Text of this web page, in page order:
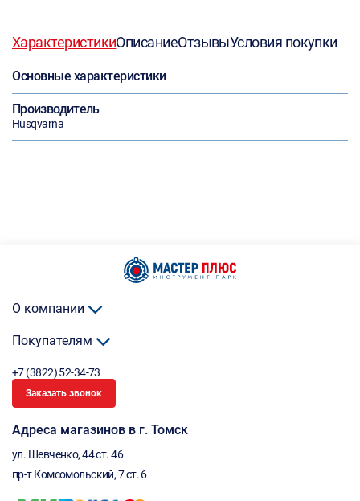
ХарактеристикиОписаниеОтзывыУсловия покупки
Основные характеристики
Производитель
Husqvarna
О компании
Покупателям
+7 (3822) 52-34-73
Заказать звонок
Адреса магазинов в г. Томск
ул. Шевченко, 44 ст. 46
пр-т Комсомольский, 7 ст. 6